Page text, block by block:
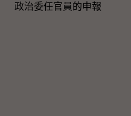
政治委任官員的申報